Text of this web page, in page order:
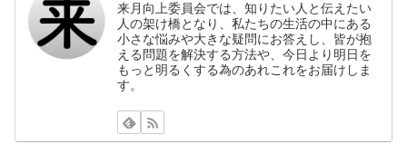
来月向上委員会では、知りたい人と伝えたい
人の架け橋となり、私たちの生活の中にある
小さな悩みや大きな疑問にお答えし、皆が抱
える問題を解決する方法や、今日より明日を
もっと明るくする為のあれこれをお届けしま
す。